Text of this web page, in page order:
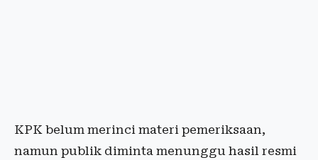
KPK belum merinci materi pemeriksaan,
namun publik diminta menunggu hasil resmi